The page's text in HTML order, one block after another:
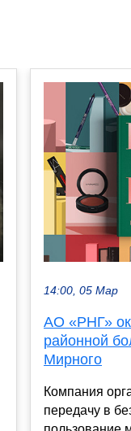
14:00, 05 Мар
АО «РНГ»
районной
Мирного
Компания
передачу в